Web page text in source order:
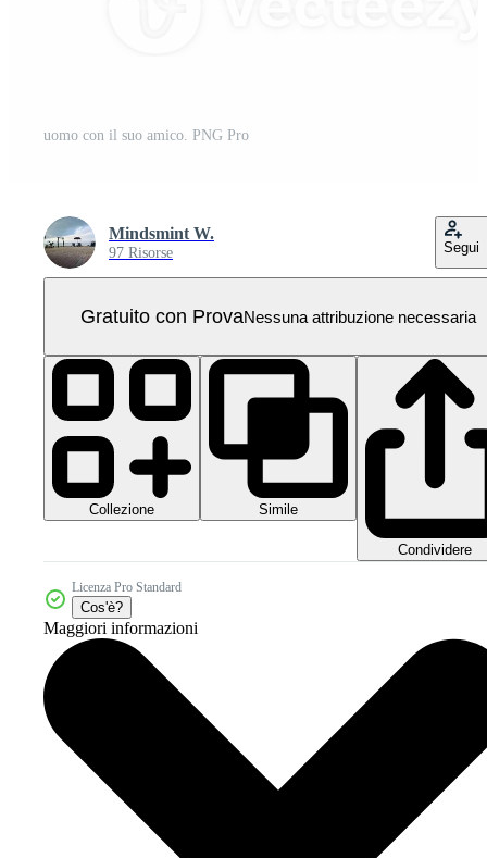
uomo con il suo amico. PNG Pro
Mindsmint W.
97 Risorse Segui
Gratuito con ProvaNessuna attribuzione necessaria
Collezione Simile
Condividere
Licenza Pro Standard
Cos'è?
Maggiori informazioni